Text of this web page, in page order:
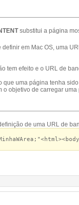
substitui a página
definir em Mac OS, uma
tem efeito e o URL de
que uma página tenha
objetivo de carregar uma
de uma URL de